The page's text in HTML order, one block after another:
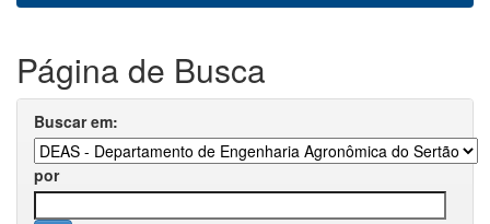
Página de Busca
Buscar em:
por